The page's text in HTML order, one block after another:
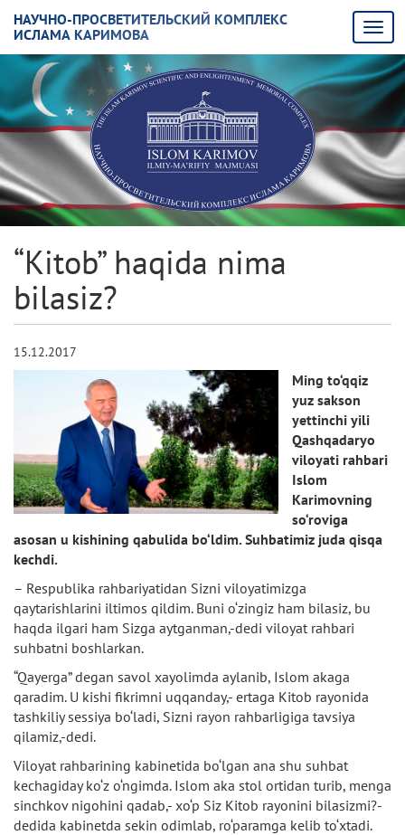
НАУЧНО-ПРОСВЕТИТЕЛЬСКИЙ КОМПЛЕКС
ИСЛАМА КАРИМОВА
“Kitob” haqida nima
bilasiz?
15.12.2017
Ming to‘qqiz
yuz sakson
yettinchi yili
Qashqadaryo
viloyati rahbari
Islom
Karimovning
so‘roviga
asosan u kishining qabulida bo‘ldim. Suhbatimiz juda qisqa
kechdi.
– Respublika rahbariyatidan Sizni viloyatimizga
qaytarishlarini iltimos qildim. Buni o‘zingiz ham bilasiz, bu
haqda ilgari ham Sizga aytganman,-dedi viloyat rahbari
suhbatni boshlarkan.
“Qayerga” degan savol xayolimda aylanib, Islom akaga
qaradim. U kishi fikrimni uqqanday,- ertaga Kitob rayonida
tashkiliy sessiya bo‘ladi, Sizni rayon rahbarligiga tavsiya
qilamiz,-dedi.
Viloyat rahbarining kabinetida bo‘lgan ana shu suhbat
kechagiday ko‘z o‘ngimda. Islom aka stol ortidan turib, menga
sinchkov nigohini qadab,- xo‘p Siz Kitob rayonini bilasizmi?-
dedida kabinetda sekin odimlab, ro‘paramga kelib to‘xtadi.